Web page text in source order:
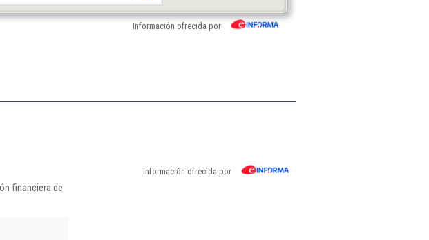
Información ofrecida por
Información ofrecida por
financiera de